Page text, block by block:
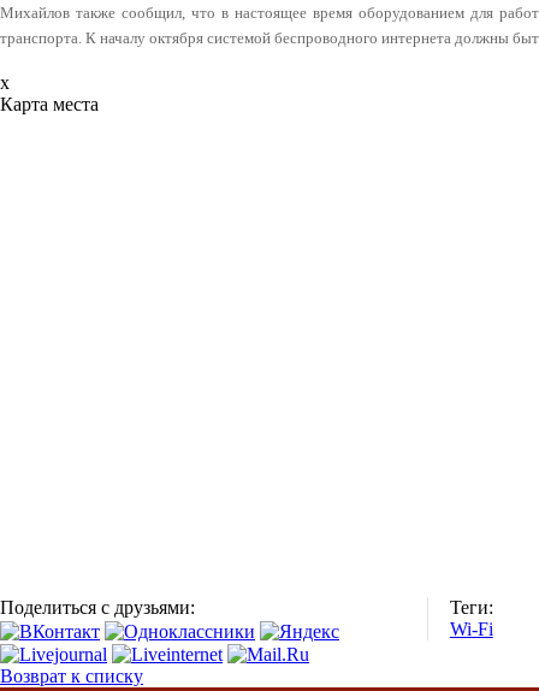
Михайлов также сообщил, что в настоящее время оборудованием для
транспорта. К началу октября системой беспроводного интернета должны
x
Карта места
Поделиться с друзьями:
Теги:
Wi-Fi
Возврат к списку